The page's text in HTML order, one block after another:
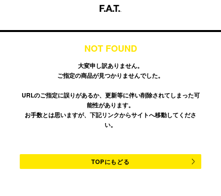
NOT FOUND
大変申し訳ありません。
ご指定の商品が見つかりませんでした。
URLのご指定に誤りがあるか、更新等に伴い削除されてしまった可
能性があります。
お手数とは思いますが、下記リンクからサイトへ移動してくださ
い。
TOPにもどる